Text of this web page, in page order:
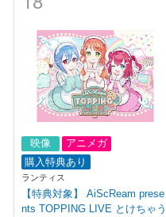
映像
アニメガ
購入特典あり
ランティス
【特典対象】 AiScReam prese
nts TOPPING LIVE とけちゃう